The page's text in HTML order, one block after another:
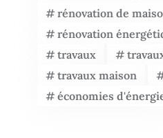
rénovation de
rénovation
travaux
travaux maison
économies